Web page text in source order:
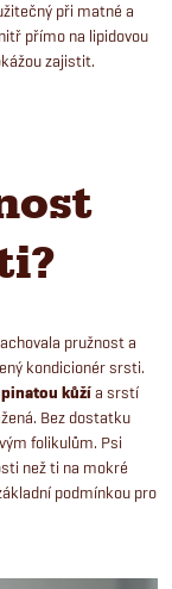
při matné a
přímo na lipidovou
zajistit.
pružnost a
kondicionér srsti.
kůžía srstí
Bez dostatku
folikulům. Psi
než ti na mokré
podmínkou pro